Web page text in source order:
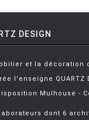
DESIGN
et la décoration
l'enseigne QUARTZ
Mulhouse -
dont 6